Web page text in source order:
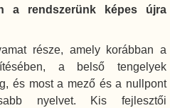
a rendszerünk képes újra
része, amely korábban a
a belső tengelyek
és most a mező és a nullpont
nyelvet. Kis fejlesztői